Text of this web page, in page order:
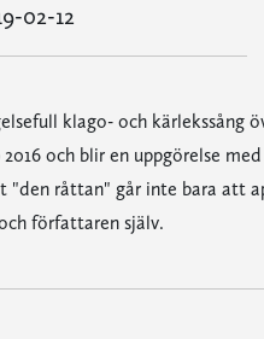
02-12
klago- och kärlekssång
och blir en uppgörelse
råttan" går inte bara att
författaren själv.